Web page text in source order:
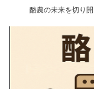
酪農の未来を切り